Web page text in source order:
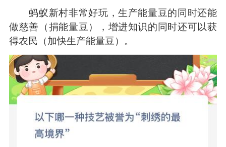
蚂蚁新村非常好玩，生产能量豆的同时还能
做慈善（捐能量豆），增进知识的同时还可以获
得农民（加快生产能量豆）。